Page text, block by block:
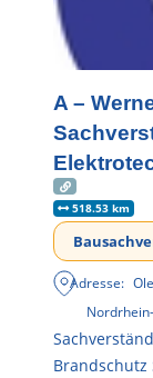
A –
518.53 km
Adresse:
Brandschutz